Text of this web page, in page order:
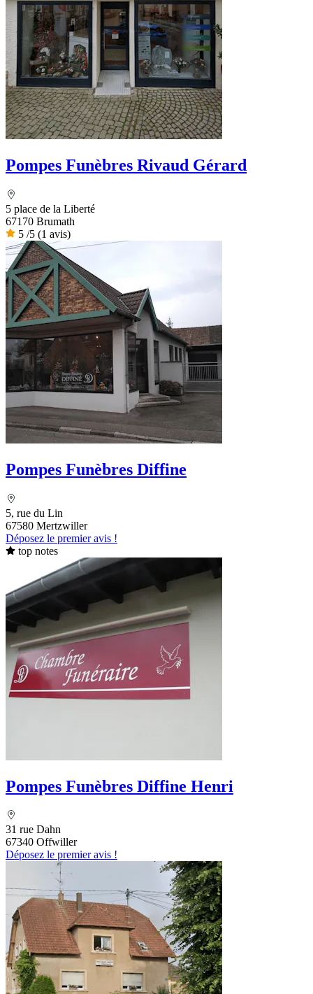
Pompes Funèbres Rivaud Gérard
5 place de la Liberté
67170 Brumath
5 /5 (1 avis)
Pompes Funèbres Diffine
5, rue du Lin
67580 Mertzwiller
Déposez le premier avis !
top notes
Pompes Funèbres Diffine Henri
31 rue Dahn
67340 Offwiller
Déposez le premier avis !